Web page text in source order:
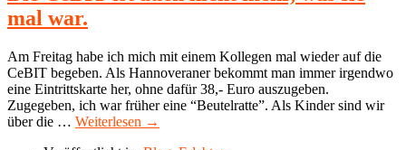
mal war.
Am Freitag habe ich mich mit einem Kollegen mal wieder auf die
CeBIT begeben. Als Hannoveraner bekommt man immer irgendwo
eine Eintrittskarte her, ohne dafür 38,- Euro auszugeben.
Zugegeben, ich war früher eine “Beutelratte”. Als Kinder sind wir
über die … Weiterlesen →